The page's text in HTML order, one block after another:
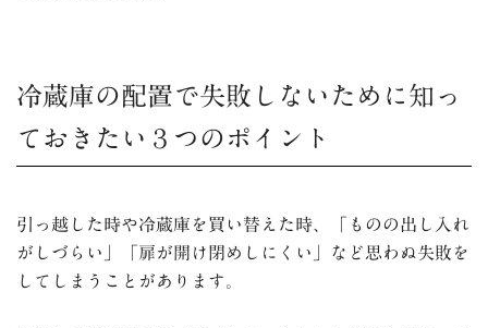
冷蔵庫の配置で失敗しないために知っ
ておきたい３つのポイント
引っ越した時や冷蔵庫を買い替えた時、「ものの出し入れ
がしづらい」「扉が開け閉めしにくい」など思わぬ失敗を
してしまうことがあります。